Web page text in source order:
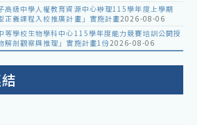
高級中學人權教育資源中心辦理115學年度上學期
正義課程入校推廣計畫」實施計畫2026-08-06
等學校生物學科中心115學年度能力競賽培訓公開授
解剖觀察與推理」實施計畫1份2026-08-06